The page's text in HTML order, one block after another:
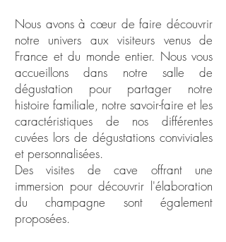
Nous avons à cœur de faire découvrir
notre univers aux visiteurs venus de
France et du monde entier. Nous vous
accueillons dans notre salle de
dégustation pour partager notre
histoire familiale, notre savoir-faire et les
caractéristiques de nos différentes
cuvées lors de dégustations conviviales
et personnalisées.
Des visites de cave offrant une
immersion pour découvrir l'élaboration
du champagne sont également
proposées.